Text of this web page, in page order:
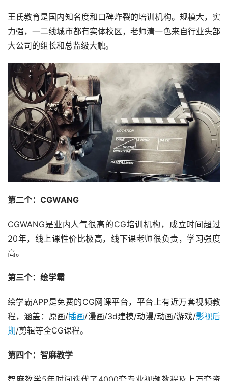
王氏教育是国内知名度和口碑炸裂的培训机构。规模大，实
力强，一二线城市都有实体校区，老师清一色来自行业头部
大公司的组长和总监级大触。
第二个：CGWANG
CGWANG是业内人气很高的CG培训机构，成立时间超过
20年，线上课性价比极高，线下课老师很负责，学习强度
高。
第三个：绘学霸
绘学霸APP是免费的CG网课平台，平台上有近万套视频教
程，涵盖：原画/插画/漫画/3d建模/动漫/动画/游戏/影视后
期/剪辑等全CG课程。
第四个：智麻教学